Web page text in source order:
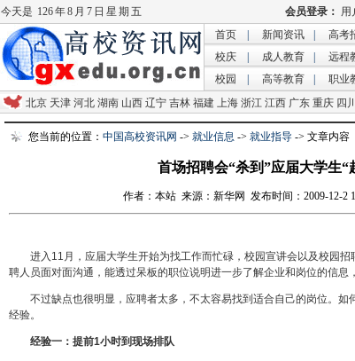
今天是 126 年 8 月 7 日 星 期 五
首页
新闻资讯 高考
校庆
成人教育 远程
校园
高等教育 职业
北京 天津 河北 湖南 山西 辽宁 吉林 福建 上海 浙江 江西 广东 重庆 四川
您当前的位置： 中国高校资讯网 -> 就业信息 -> 就业指导 -> 文章内容
首场招聘会“杀到”应届大学生“
作者：本站 来源：新华网 发布时间：2009-12-2
进入11月，应届大学生开始为找工作而忙碌，校园宣讲会以及校园招
聘人员面对面沟通，能透过呆板的职位说明进一步了解企业和岗位的信息
不过缺点也很明显，应聘者太多，不太容易找到适合自己的岗位。如
经验。
经验一：提前1小时到现场排队